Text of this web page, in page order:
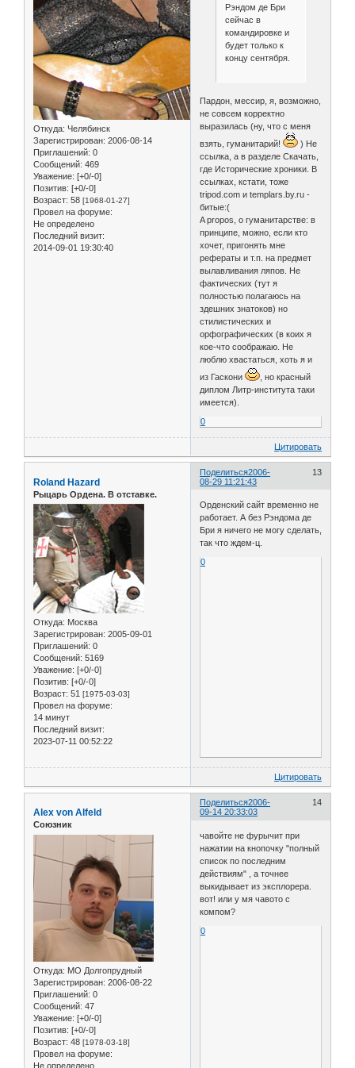
Откуда: Челябинск
Зарегистрирован: 2006-08-14
Приглашений: 0
Сообщений: 469
Уважение: [+0/-0]
Позитив: [+0/-0]
Возраст: 58 [1968-01-27]
Провел на форуме:
Не определено
Последний визит:
2014-09-01 19:30:40
Рэндом де Бри
сейчас в
командировке и
будет только к
концу сентября.
Пардон, мессир, я, возможно,
не совсем корректно
выразилась (ну, что с меня
взять, гуманитарий!
) Не
ссылка, а в разделе Скачать,
где Исторические хроники. В
ссылках, кстати, тоже
tripod.com и templars.by.ru -
битые:(
A propos, о гуманитарстве: в
принципе, можно, если кто
хочет, пригонять мне
рефераты и т.п. на предмет
вылавливания ляпов. Не
фактических (тут я
полностью полагаюсь на
здешних знатоков) но
стилистических и
орфографических (в коих я
кое-что соображаю. Не
люблю хвастаться, хоть я и
из Гаскони
, но красный
диплом Литр-института таки
имеется).
0
Цитировать
Поделиться 13
2006-
08-29 11:21:43
Roland Hazard
Рыцарь Ордена. В отставке.
Откуда: Москва
Зарегистрирован: 2005-09-01
Приглашений: 0
Сообщений: 5169
Уважение: [+0/-0]
Позитив: [+0/-0]
Возраст: 51 [1975-03-03]
Провел на форуме:
14 минут
Последний визит:
2023-07-11 00:52:22
Орденский сайт временно не
работает. А без Рэндома де
Бри я ничего не могу сделать,
так что ждем-ц.
0
Цитировать
Поделиться 14
2006-
09-14 20:33:03
Alex von Alfeld
Союзник
Откуда: МО Долгопрудный
Зарегистрирован: 2006-08-22
Приглашений: 0
Сообщений: 47
Уважение: [+0/-0]
Позитив: [+0/-0]
Возраст: 48 [1978-03-18]
Провел на форуме:
Не определено
чавойте не фурычит при
нажатии на кнопочку "полный
список по последним
действиям" , а точнее
выкидывает из эксплорера.
вот! или у мя чавото с
компом?
0